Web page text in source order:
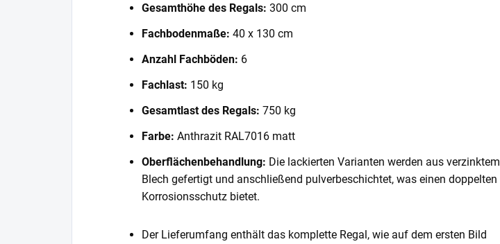
Gesamthöhe des Regals: 300 cm
Fachbodenmaße: 40 x 130 cm
Anzahl Fachböden: 6
Fachlast: 150 kg
Gesamtlast des Regals: 750 kg
Farbe: Anthrazit RAL7016 matt
Oberflächenbehandlung: Die lackierten Varianten werden aus verzinktem
Blech gefertigt und anschließend pulverbeschichtet, was einen doppelten
Korrosionsschutz bietet.
Der Lieferumfang enthält das komplette Regal, wie auf dem ersten Bild